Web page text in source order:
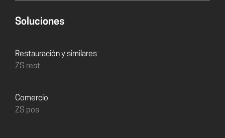
Soluciones
Restauración y similares
ZS rest
Comercio
ZS pos